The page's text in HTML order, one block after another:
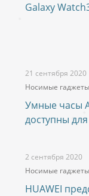
Galaxy
21 сентября 2020
Носимые гаджеты
Умные часы
доступны для
2 сентября 2020
Носимые гаджеты
HUAWEI